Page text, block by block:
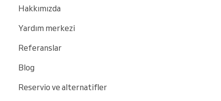
Hakkımızda
Yardım merkezi
Referanslar
Blog
Reservio ve alternatifler